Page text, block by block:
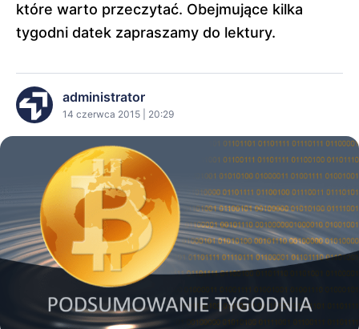
które warto przeczytać. Obejmujące kilka
tygodni datek zapraszamy do lektury.
administrator
14 czerwca 2015 | 20:29